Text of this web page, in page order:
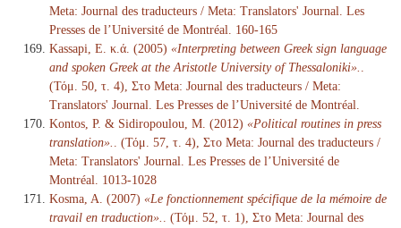
Meta: Journal des traducteurs / Meta: Translators' Journal. Les
Presses de l’Université de Montréal. 160-165
Kassapi, E. κ.ά. (2005) «Interpreting between Greek sign language
and spoken Greek at the Aristotle University of Thessaloniki».
(Τόμ. 50, τ. 4), Στο Meta: Journal des traducteurs / Meta:
Translators' Journal. Les Presses de l’Université de Montréal.
Kontos, P. & Sidiropoulou, M. (2012) «Political routines in press
translation».
. (Τόμ. 57, τ. 4), Στο Meta: Journal des traducteurs /
Meta: Translators' Journal. Les Presses de l’Université de
Montréal. 1013-1028
Kosma, A. (2007) «Le fonctionnement spécifique de la mémoire de
travail en traduction».
. (Τόμ. 52, τ. 1), Στο Meta: Journal des